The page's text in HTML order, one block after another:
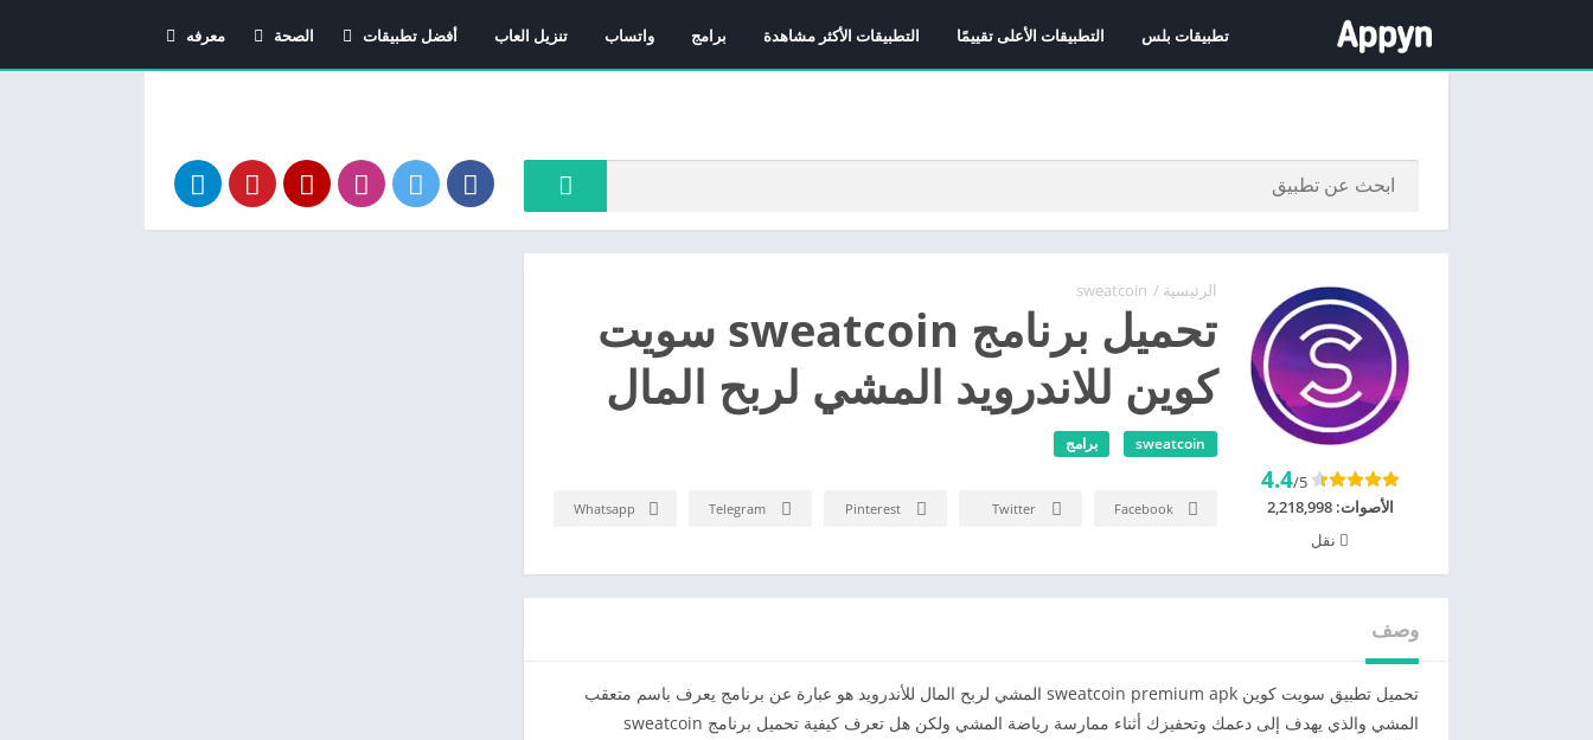
تطبيقات بلس التطبيقات الأعلى تقييمًا التطبيقات الأكثر مشاهدة برامج واتساب تنزيل العاب
أفضل تطبيقات
اندرويد
الصحة
دليل الأدوية
معرفه
معاني الاسماء
الرئيسية /
sweatcoin
تحميل برنامج sweatcoin سويت
كوين للاندرويد المشي لربح المال
sweatcoin برامج
4.4/5
الأصوات:2,218,998
نقل
Facebook
Twitter
Pinterest
Telegram
Whatsapp
وصف
تحميل تطبيق سويت كوين sweatcoin premium apk المشي لربح المال للأندرويد هو عبارة عن برنامج يعرف باسم متعقب
المشي والذي يهدف إلى دعمك وتحفيزك أثناء ممارسة رياضة المشي ولكن هل تعرف كيفية تحميل برنامج sweatcoin